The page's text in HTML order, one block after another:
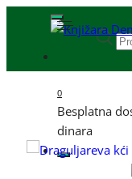
0
Besplatna
dinara